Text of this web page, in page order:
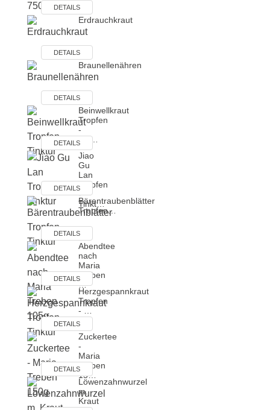
DETAILS
Erdrauchkraut
DETAILS
Braunellenähren
DETAILS
Beinwellkraut
Tropfen
-
Tin…
DETAILS
Jiao
Gu
Lan
Tropfen
-
Tinkt…
DETAILS
Bärentraubenblätter
Tropfen…
DETAILS
Abendtee
nach
Maria
Treben
…
DETAILS
Herzgespannkraut
Tropfen
- …
DETAILS
Zuckertee
-
Maria
Treben
15…
DETAILS
Löwenzahnwurzel
m.
Kraut